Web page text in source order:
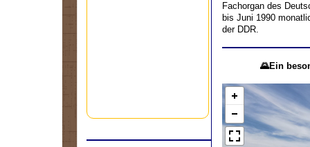
Fachorgan des
bis Juni 1990
der DDR.
🌄Ein